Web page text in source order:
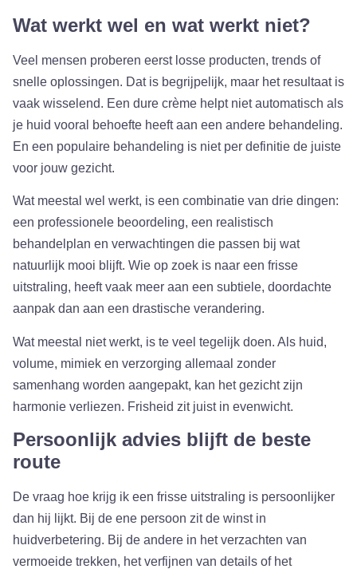
Wat werkt wel en wat werkt niet?
Veel mensen proberen eerst losse producten, trends of
snelle oplossingen. Dat is begrijpelijk, maar het resultaat is
vaak wisselend. Een dure crème helpt niet automatisch als
je huid vooral behoefte heeft aan een andere behandeling.
En een populaire behandeling is niet per definitie de juiste
voor jouw gezicht.
Wat meestal wel werkt, is een combinatie van drie dingen:
een professionele beoordeling, een realistisch
behandelplan en verwachtingen die passen bij wat
natuurlijk mooi blijft. Wie op zoek is naar een frisse
uitstraling, heeft vaak meer aan een subtiele, doordachte
aanpak dan aan een drastische verandering.
Wat meestal niet werkt, is te veel tegelijk doen. Als huid,
volume, mimiek en verzorging allemaal zonder
samenhang worden aangepakt, kan het gezicht zijn
harmonie verliezen. Frisheid zit juist in evenwicht.
Persoonlijk advies blijft de beste
route
De vraag hoe krijg ik een frisse uitstraling is persoonlijker
dan hij lijkt. Bij de ene persoon zit de winst in
huidverbetering. Bij de andere in het verzachten van
vermoeide trekken, het verfijnen van details of het